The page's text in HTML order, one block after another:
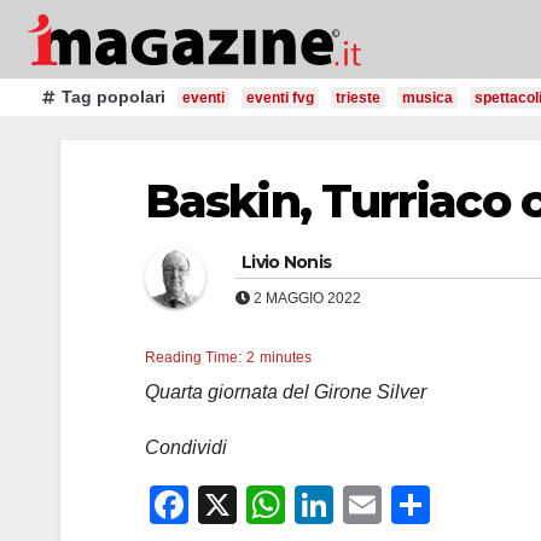
Salta
contenutoTag popolari eventi eventi fvg trieste musica spettacoli
Baskin, Turriaco
Livio Nonis
2 MAGGIO 2022
Reading Time: 2 minutes
Quarta giornata del Girone Silver
Condividi
F
X
W
Li
E